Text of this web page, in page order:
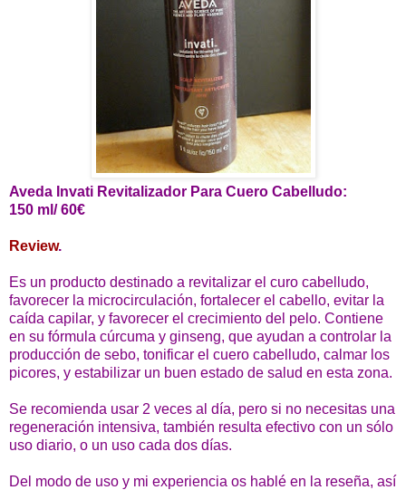
Aveda Invati Revitalizador Para Cuero Cabelludo:
150 ml/ 60€
Review.
Es un producto destinado a revitalizar el curo cabelludo,
favorecer la microcirculación, fortalecer el cabello, evitar la
caída capilar, y favorecer el crecimiento del pelo. Contiene
en su fórmula cúrcuma y ginseng, que ayudan a controlar la
producción de sebo, tonificar el cuero cabelludo, calmar los
picores, y estabilizar un buen estado de salud en esta zona.
Se recomienda usar 2 veces al día, pero si no necesitas una
regeneración intensiva, también resulta efectivo con un sólo
uso diario, o un uso cada dos días.
Del modo de uso y mi experiencia os hablé en la reseña, así